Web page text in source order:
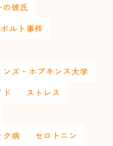
の彼氏
ルト事件
ンズ・ホプキンス大学
ド
ストレス
ク病
セロトニン